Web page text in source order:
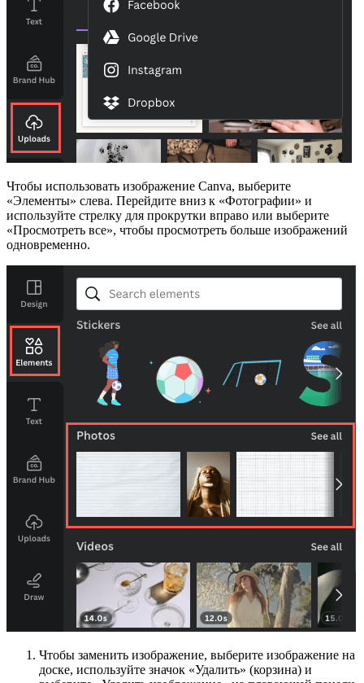
Чтобы использовать изображение Canva, выберите
«Элементы» слева. Перейдите вниз к «Фотографии» и
используйте стрелку для прокрутки вправо или выберите
«Просмотреть все», чтобы просмотреть больше изображений
одновременно.
Чтобы заменить изображение, выберите изображение на
доске, используйте значок «Удалить» (корзина) и